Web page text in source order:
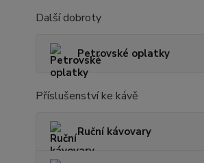
Další dobroty
Petrovské oplatky
Příslušenství ke kávě
Ruční kávovary